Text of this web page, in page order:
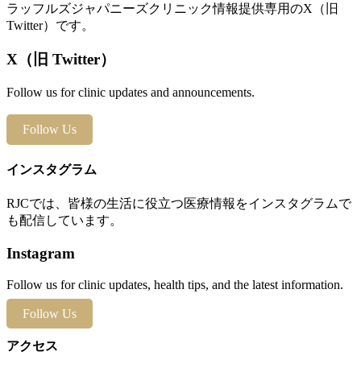
ラッフルズジャパニーズクリニック情報提供専用のX（旧
Twitter）です。
X（旧 Twitter）
Follow us for clinic updates and announcements.
Follow Us
インスタグラム
RJCでは、皆様の生活に役立つ医療情報をインスタグラムで
も配信しています。
Instagram
Follow us for clinic updates, health tips, and the latest information.
Follow Us
アクセス